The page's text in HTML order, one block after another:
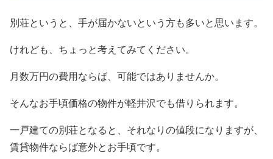
別荘というと、手が届かないという方も多いと思います。
けれども、ちょっと考えてみてください。
月数万円の費用ならば、可能ではありませんか。
そんなお手頃価格の物件が軽井沢でも借りられます。
一戸建ての別荘となると、それなりの値段になりますが、
賃貸物件ならば意外とお手頃です。